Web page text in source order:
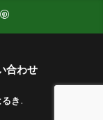
合わせ
き.